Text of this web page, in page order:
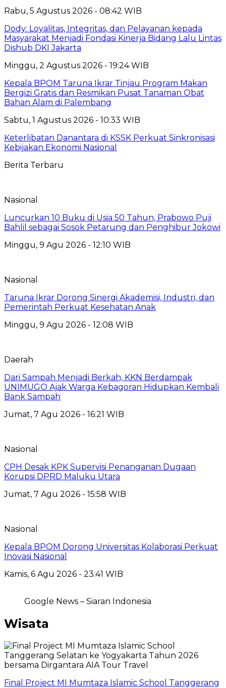
Rabu, 5 Agustus 2026 - 08:42 WIB
Dody: Loyalitas, Integritas, dan Pelayanan kepada
Masyarakat Menjadi Fondasi Kinerja Bidang Lalu Lintas
Dishub DKI Jakarta
Minggu, 2 Agustus 2026 - 19:24 WIB
Kepala BPOM Taruna Ikrar Tinjau Program Makan
Bergizi Gratis dan Resmikan Pusat Tanaman Obat
Bahan Alam di Palembang
Sabtu, 1 Agustus 2026 - 10:33 WIB
Keterlibatan Danantara di KSSK Perkuat Sinkronisasi
Kebijakan Ekonomi Nasional
Berita Terbaru
Nasional
Luncurkan 10 Buku di Usia 50 Tahun, Prabowo Puji
Bahlil sebagai Sosok Petarung dan Penghibur Jokowi
Minggu, 9 Agu 2026 - 12:10 WIB
Nasional
Taruna Ikrar Dorong Sinergi Akademisi, Industri, dan
Pemerintah Perkuat Kesehatan Anak
Minggu, 9 Agu 2026 - 12:08 WIB
Daerah
Dari Sampah Menjadi Berkah, KKN Berdampak
UNIMUGO Ajak Warga Kebagoran Hidupkan Kembali
Bank Sampah
Jumat, 7 Agu 2026 - 16:21 WIB
Nasional
CPH Desak KPK Supervisi Penanganan Dugaan
Korupsi DPRD Maluku Utara
Jumat, 7 Agu 2026 - 15:58 WIB
Nasional
Kepala BPOM Dorong Universitas Kolaborasi Perkuat
Inovasi Nasional
Kamis, 6 Agu 2026 - 23:41 WIB
Google News – Siaran Indonesia
Wisata
Final Project MI Mumtaza Islamic School Tanggerang